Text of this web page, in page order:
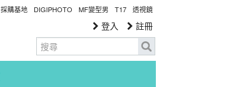
採購基地 DIGIPHOTO MF變型男 T17 透視鏡
登入 註冊